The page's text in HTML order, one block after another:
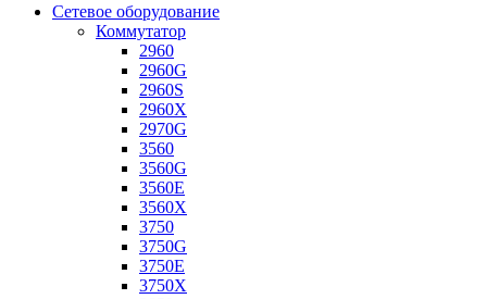
Сетевое оборудование
Коммутатор
2960
2960G
2960S
2960X
2970G
3560
3560G
3560E
3560X
3750
3750G
3750E
3750X